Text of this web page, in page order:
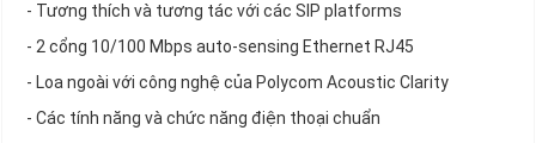
- Tương thích và tương tác với các SIP platforms
- 2 cổng 10/100 Mbps auto-sensing Ethernet RJ45
- Loa ngoài với công nghệ của Polycom Acoustic Clarity
- Các tính năng và chức năng điện thoại chuẩn